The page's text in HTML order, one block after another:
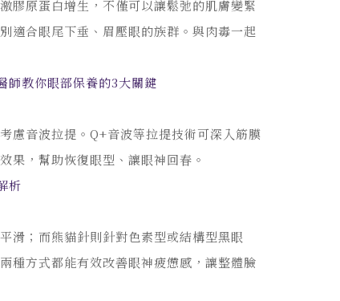
膠原蛋白增生，不僅可以讓鬆弛的肌膚變緊
適合眼尾下垂、眉壓眼的族群。與肉毒一起
師教你眼部保養的3大關鍵
慮音波拉提。Q+音波等拉提技術可深入筋膜
果，幫助恢復眼型、讓眼神回春。
析
滑；而熊貓針則針對色素型或結構型黑眼
種方式都能有效改善眼神疲憊感，讓整體臉